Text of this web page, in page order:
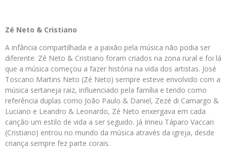
Zé Neto & Cristiano
A infância compartilhada e a paixão pela música não podia ser
diferente. Zé Neto & Cristiano foram criados na zona rural e foi lá
que a música começou a fazer história na vida dos artistas. José
Toscano Martins Neto (Zé Neto) sempre esteve envolvido com a
música sertaneja raiz, influenciado pela família e tendo como
referência duplas como João Paulo & Daniel, Zezé di Camargo &
Luciano e Leandro & Leonardo, Zé Neto enxergava em cada
canção um estilo de vida a ser seguido. Já Irineu Táparo Vaccari
(Cristiano) entrou no mundo da música através da igreja, desde
criança sempre fez parte corais.